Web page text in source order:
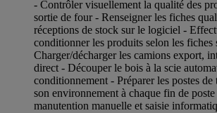
- Contrôler visuellement la qualité des
sortie de four - Renseigner les fiches
réceptions de stock sur le logiciel -
conditionner les produits selon les fiches
Charger/décharger les camions export,
direct - Découper le bois à la scie
conditionnement - Préparer les postes
son environnement à chaque fin de
manutention manuelle et saisie